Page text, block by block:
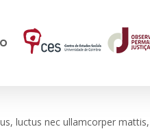
luctus nec ullamcorper